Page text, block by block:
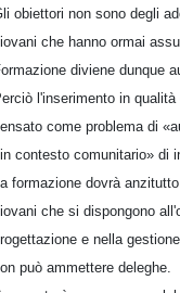
obiettori non sono degli
che hanno ormai
diviene dunque
l'inserimento in
come problema di
contesto comunitario» di
formazione dovrà
che si dispongono
e nella
può ammettere deleghe.